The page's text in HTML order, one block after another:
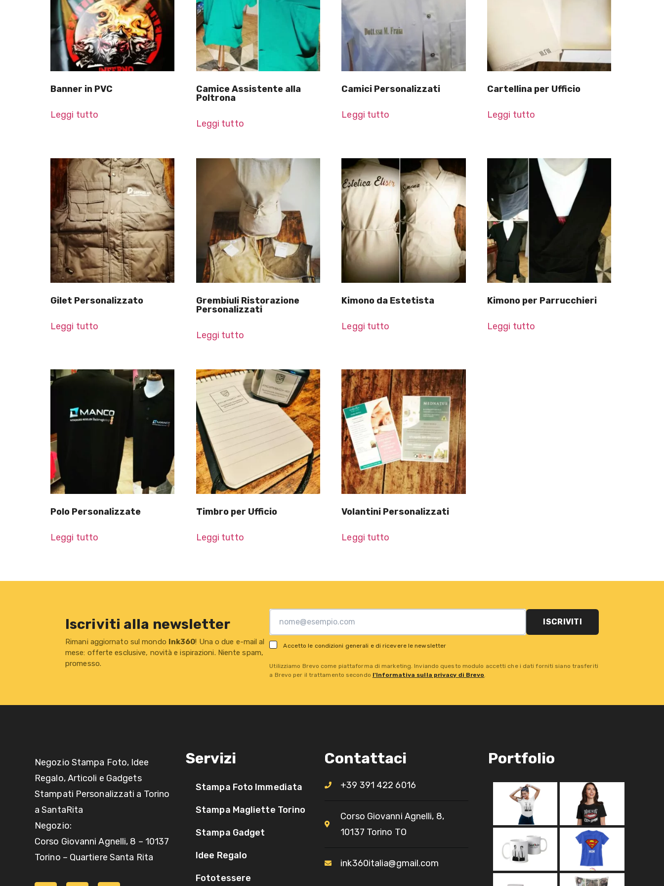
Banner in PVC
Leggi tutto
Camice Assistente alla
Poltrona
Leggi tutto
Camici Personalizzati
Leggi tutto
Cartellina per Ufficio
Leggi tutto
Gilet Personalizzato
Leggi tutto
Grembiuli Ristorazione
Personalizzati
Leggi tutto
Kimono da Estetista
Leggi tutto
Kimono per Parrucchieri
Leggi tutto
Polo Personalizzate
Leggi tutto
Timbro per Ufficio
Leggi tutto
Volantini Personalizzati
Leggi tutto
Iscriviti alla newsletter
Rimani aggiornato sul mondo Ink360! Una o due e-mail al
mese: offerte esclusive, novità e ispirazioni. Niente spam,
promesso.
ISCRIVITI
Accetto le condizioni generali e di ricevere le newsletter
Utilizziamo Brevo come piattaforma di marketing. Inviando questo modulo accetti che i dati forniti siano trasferiti
a Brevo per il trattamento secondo l'Informativa sulla privacy di Brevo
Negozio Stampa Foto, Idee
Regalo, Articoli e Gadgets
Stampati Personalizzati a Torino
a SantaRita
Negozio:
Corso Giovanni Agnelli, 8 – 10137
Torino – Quartiere Santa Rita
Servizi
Stampa Foto Immediata
Stampa Magliette Torino
Stampa Gadget
Idee Regalo
Fototessere
Contattaci
+39 391 422 6016
Corso Giovanni Agnelli, 8,
10137 Torino TO​
ink360italia@gmail.com
Portfolio